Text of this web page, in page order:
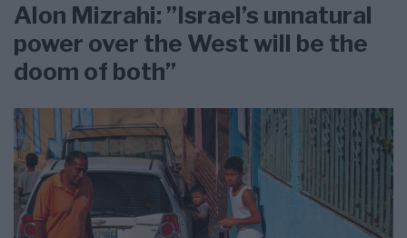
Alon Mizrahi: ”Israel’s unnatural
power over the West will be the
doom of both”